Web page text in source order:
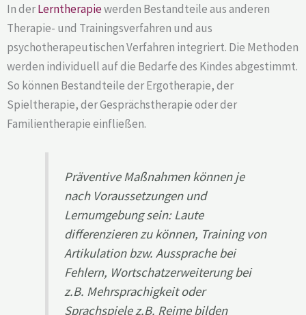
In derLerntherapiewerden Bestandteile aus anderen
Therapie- und Trainingsverfahren und aus
psychotherapeutischen Verfahren integriert. Die Methoden
werden individuell auf die Bedarfe des Kindes abgestimmt.
So können Bestandteile der Ergotherapie, der
Spieltherapie, der Gesprächstherapie oder der
Familientherapie einfließen.
Präventive Maßnahmen können je
nach Voraussetzungen und
Lernumgebung sein: Laute
differenzieren zu können, Training von
Artikulation bzw. Aussprache bei
Fehlern, Wortschatzerweiterung bei
z.B. Mehrsprachigkeit oder
Sprachspiele z.B. Reime bilden